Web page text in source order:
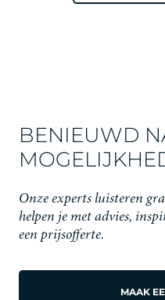
BENIEUWD
Onze experts luisteren
helpen je met advies,
een prijsofferte.
MAAK